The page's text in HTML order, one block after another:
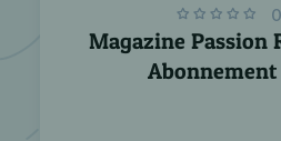
Magazine Passion
Abonnement